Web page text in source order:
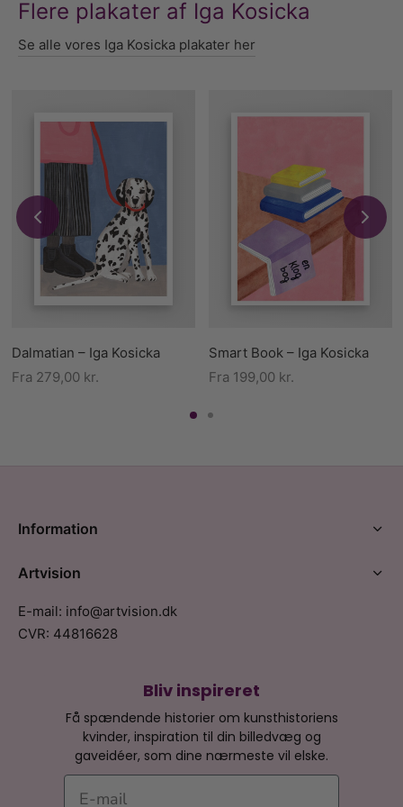
Flere plakater af Iga Kosicka
Se alle vores Iga Kosicka plakater her
Dalmatian – Iga Kosicka
Fra 279,00 kr.
Smart Book – Iga Kosicka
Fra 199,00 kr.
Bliv inspireret
Få spændende historier om kunsthistoriens
kvinder, inspiration til din billedvæg og
gaveidéer, som dine nærmeste vil elske.
E-mail
Information
Artvision
E-mail: info@artvision.dk
CVR: 44816628